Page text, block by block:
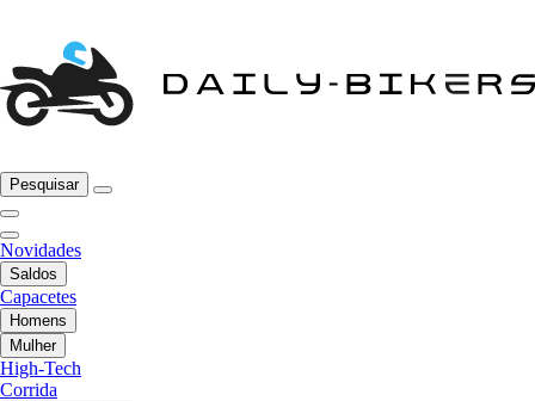
Pesquisar
Novidades
Saldos
Capacetes
Homens
Mulher
High-Tech
Corrida